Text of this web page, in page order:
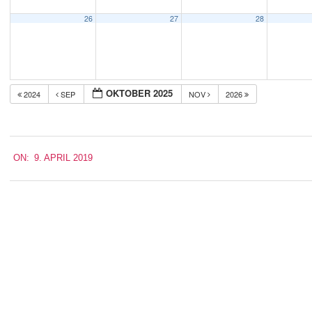
26 27 28
2024 SEP OKTOBER 2025 NOV 2026
04-
09
ON: 9. APRIL 2019